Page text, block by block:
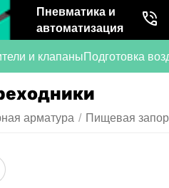
Пневматика и
автоматизация
и клапаныПодготовка
арматура / Пищевая